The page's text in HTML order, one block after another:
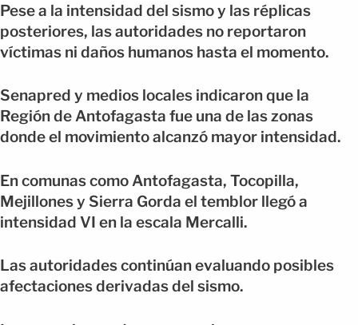
Pese a la intensidad del sismo y las réplicas
posteriores, las autoridades no reportaron
víctimas ni daños humanos hasta el momento.
Senapred y medios locales indicaron que la
Región de Antofagasta fue una de las zonas
donde el movimiento alcanzó mayor intensidad.
En comunas como Antofagasta, Tocopilla,
Mejillones y Sierra Gorda el temblor llegó a
intensidad VI en la escala Mercalli.
Las autoridades continúan evaluando posibles
afectaciones derivadas del sismo.